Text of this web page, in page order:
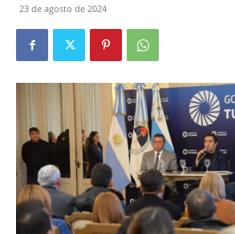
23 de agosto de 2024